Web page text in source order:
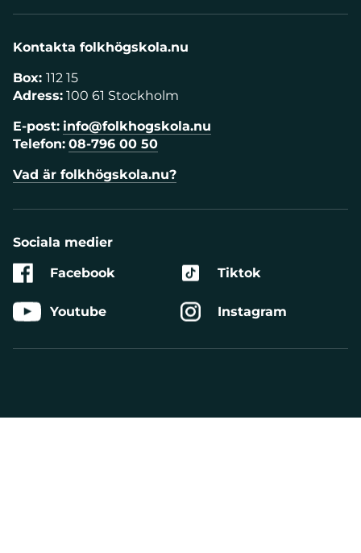
Kontakta folkhögskola.nu
Box: 112 15
Adress: 100 61 Stockholm
E-post: info@folkhogskola.nu
Telefon: 08-796 00 50
Vad är folkhögskola.nu?
Sociala medier
Facebook
Youtube
Tiktok
Instagram